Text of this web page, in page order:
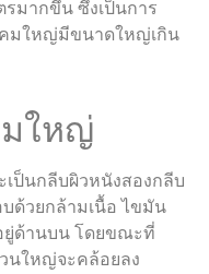
มากขึ้น ซึ่งเป็นการ
มใหญ่มีขนาดใหญ่เกิน
ใหญ่
ป็นกลีบผิวหนังสองกลีบ
ด้วยกล้ามเนื้อ ไขมัน
ด้านบน โดยขณะที่
นใหญ่จะคล้อยลง